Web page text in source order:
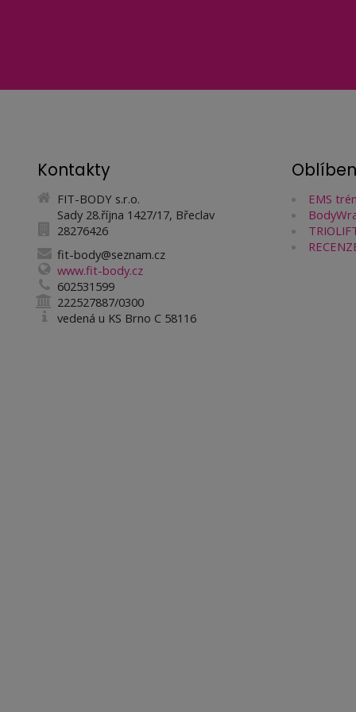
Kontakty
FIT-BODY s.r.o.
Sady 28.října 1427/17, Břeclav
28276426
fit-body@seznam.cz
www.fit-body.cz
602531599
222527887/0300
vedená u KS Brno C 58116
EMS